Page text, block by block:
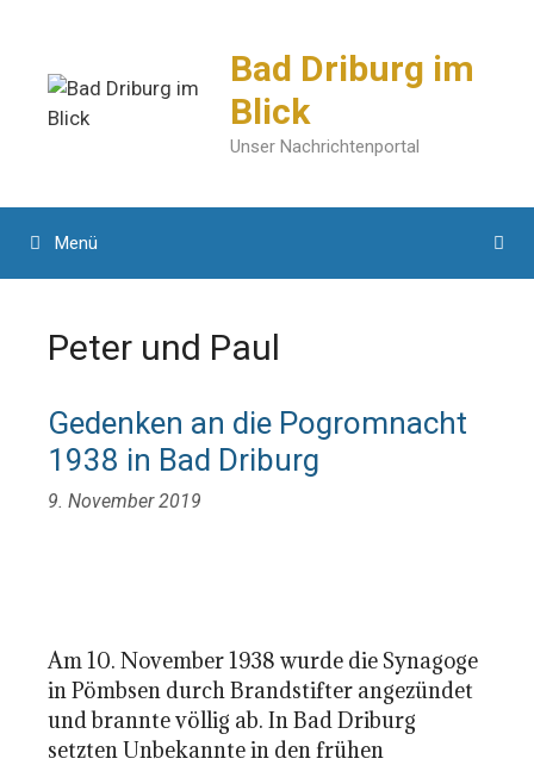
springen
Bad Driburg im
Blick
Unser Nachrichtenportal
Menü
Peter und Paul
Gedenken an die Pogromnacht
1938 in Bad Driburg
9. November 2019
Am 10. November 1938 wurde die Synagoge
in Pömbsen durch Brandstifter angezündet
und brannte völlig ab. In Bad Driburg
setzten Unbekannte in den frühen